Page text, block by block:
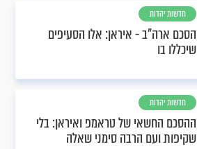
חדשות יהדות
הסכם ארה"ב - איראן: אלו הסעיפים
שיכללו בו
חדשות יהדות
ההסכם החשאי של טראמפ ואיראן: בלי
שקיפות ועם הרבה סימני שאלה